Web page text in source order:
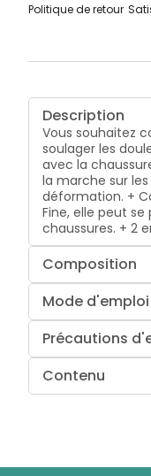
Politique de retour
Description
Vous souhaitez
soulager les
avec la
la marche sur
déformation. +
Fine, elle peut
chaussures. + 2
Composition
Mode d'emploi
Précautions
Contenu